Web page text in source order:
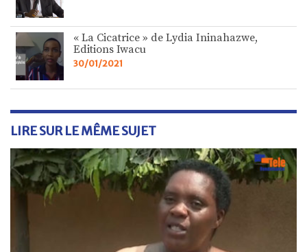
« La Cicatrice » de Lydia Ininahazwe,
Editions Iwacu
30/01/2021
LIRE SUR LE MÊME SUJET